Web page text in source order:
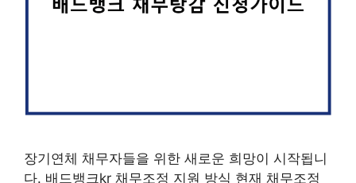
장기연체 채무자들을 위한 새로운 희망이 시작됩니
다. 배드뱅크kr 채무조정 지원 방식 현재 채무조정